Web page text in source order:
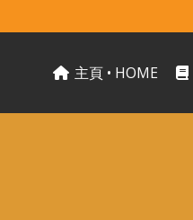
主頁 • HOME